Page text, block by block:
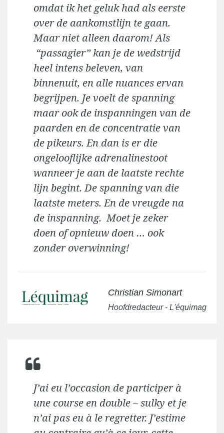
omdat ik het geluk had als eerste
over de aankomstlijn te gaan.
Maar niet alleen daarom! Als
“passagier” kan je de wedstrijd
heel intens beleven, van
binnenuit, en alle nuances ervan
begrijpen. Je voelt de spanning
maar ook de inspanningen van de
paarden en de concentratie van
de pikeurs. En dan is er die
ongelooflijke adrenalinestoot
wanneer je aan de laatste rechte
lijn begint. De spanning van die
laatste meters. En de vreugde na
de inspanning. Moet je zeker
doen of opnieuw doen … ook
zonder overwinning!
Christian Simonart
Hoofdredacteur - L'équimag
J’ai eu l’occasion de participer à
une course en double – sulky et je
n’ai pas eu à le regretter. J’estime